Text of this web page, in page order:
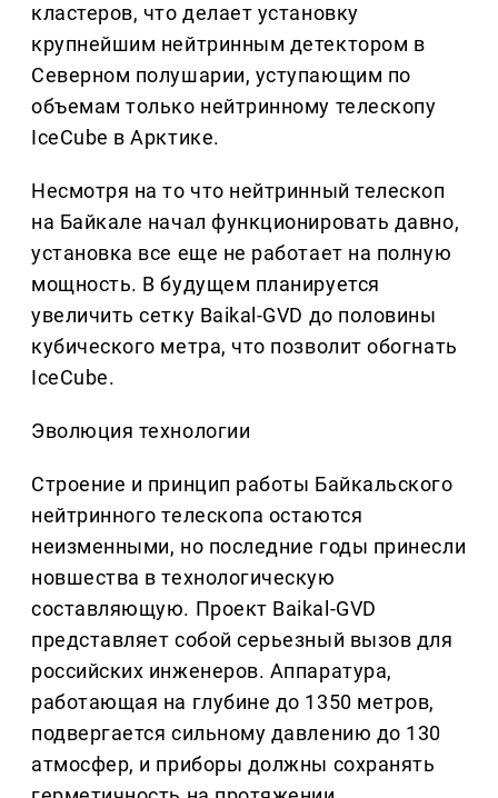
кластеров, что делает установку
крупнейшим нейтринным детектором в
Северном полушарии, уступающим по
объемам только нейтринному телескопу
IceCube в Арктике.
Несмотря на то что нейтринный телескоп
на Байкале начал функционировать давно,
установка все еще не работает на полную
мощность. В будущем планируется
увеличить сетку Baikal-GVD до половины
кубического метра, что позволит обогнать
IceCube.
Эволюция технологии
Строение и принцип работы Байкальского
нейтринного телескопа остаются
неизменными, но последние годы принесли
новшества в технологическую
составляющую. Проект Baikal-GVD
представляет собой серьезный вызов для
российских инженеров. Аппаратура,
работающая на глубине до 1350 метров,
подвергается сильному давлению до 130
атмосфер, и приборы должны сохранять